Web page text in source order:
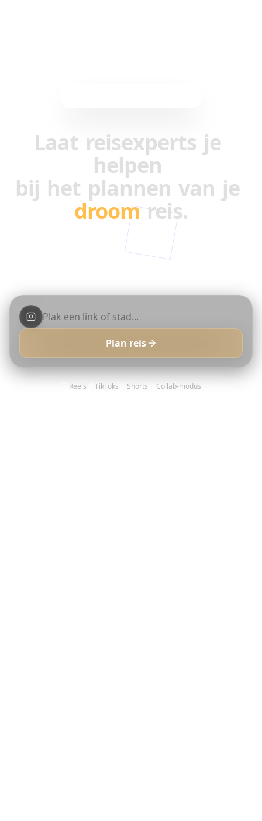
Laat reisexperts je
helpen
bij het plannen van je
droom reis.
Laat je inspireren door top creators. Verander hun
beste Reels & TikToks in jouw perfecte reisplan.
Plan reis
Reels TikToks Shorts Collab-modus